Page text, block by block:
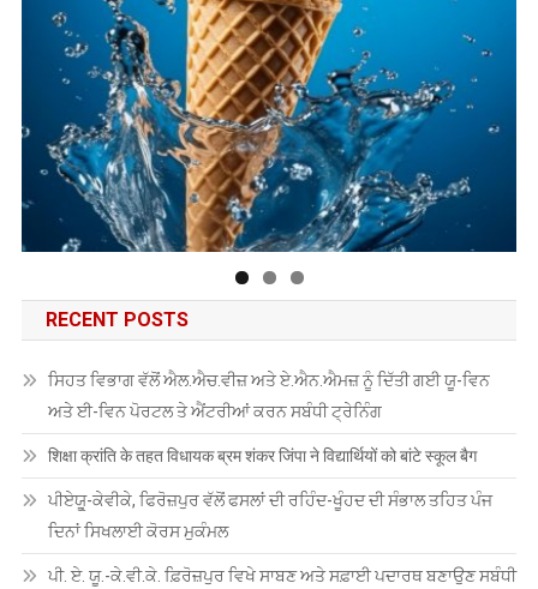
RECENT POSTS
ਸਿਹਤ ਵਿਭਾਗ ਵੱਲੋਂ ਐਲ.ਐਚ.ਵੀਜ਼ ਅਤੇ ਏ.ਐਨ.ਐਮਜ਼ ਨੂੰ ਦਿੱਤੀ ਗਈ ਯੂ-ਵਿਨ
ਅਤੇ ਈ-ਵਿਨ ਪੋਰਟਲ ਤੇ ਐਂਟਰੀਆਂ ਕਰਨ ਸਬੰਧੀ ਟ੍ਰੇਨਿੰਗ
शिक्षा क्रांति के तहत विधायक ब्रम शंकर जिंपा ने विद्यार्थियों को बांटे स्कूल बैग
ਪੀਏਯੂੑ-ਕੇਵੀਕੇ, ਫਿਰੋਜ਼ਪੁਰ ਵੱਲੋਂ ਫਸਲਾਂ ਦੀ ਰਹਿੰਦ-ਖੂੰਹਦ ਦੀ ਸੰਭਾਲ ਤਹਿਤ ਪੰਜ
ਦਿਨਾਂ ਸਿਖਲਾਈ ਕੋਰਸ ਮੁਕੰਮਲ
ਪੀ. ਏ. ਯੂ.-ਕੇ.ਵੀ.ਕੇ. ਫ਼ਿਰੋਜ਼ਪੁਰ ਵਿਖੇ ਸਾਬਣ ਅਤੇ ਸਫ਼ਾਈ ਪਦਾਰਥ ਬਣਾਉਣ ਸਬੰਧੀ